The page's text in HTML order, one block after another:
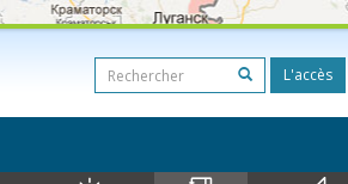
L'accès